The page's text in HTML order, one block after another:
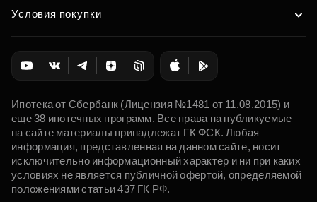
Условия покупки
Ипотека от Сбербанк (Лицензия №1481 от 11.08.2015) и
еще 38 ипотечных программ. Все права на публикуемые
на сайте материалы принадлежат ГК ФСК. Любая
информация, представленная на данном сайте, носит
исключительно информационный характер и ни при каких
условиях не является публичной офертой, определяемой
положениями статьи 437 ГК РФ.